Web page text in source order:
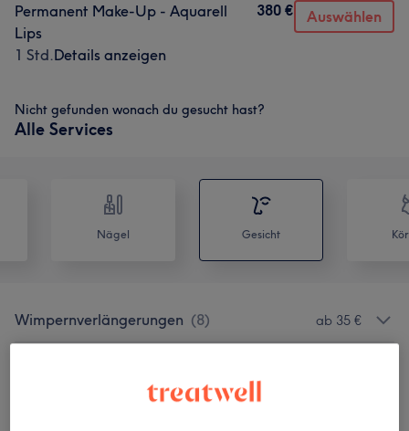
Permanent Make-Up - Aquarell
Lips
1 Std.Details anzeigen
380 € Auswählen
Nicht gefunden wonach du gesucht hast?
Alle Services
Nägel Gesicht
Wimpernverlängerungen (8) ab 35 €